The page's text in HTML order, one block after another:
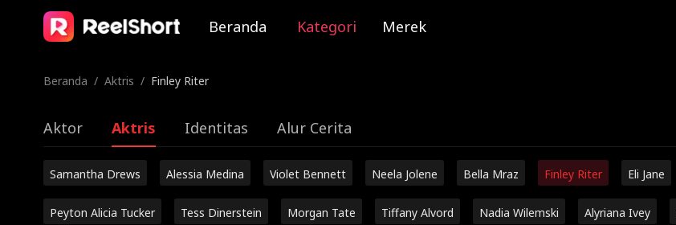
Beranda Kategori Merek
Beranda / Aktris / Finley Riter
Aktor Aktris Identitas Alur Cerita
Samantha Drews Alessia Medina Violet Bennett Neela Jolene Bella Mraz Finley Riter Eli Jane
Peyton Alicia Tucker Tess Dinerstein Morgan Tate Tiffany Alvord Nadia Wilemski Alyriana Ivey